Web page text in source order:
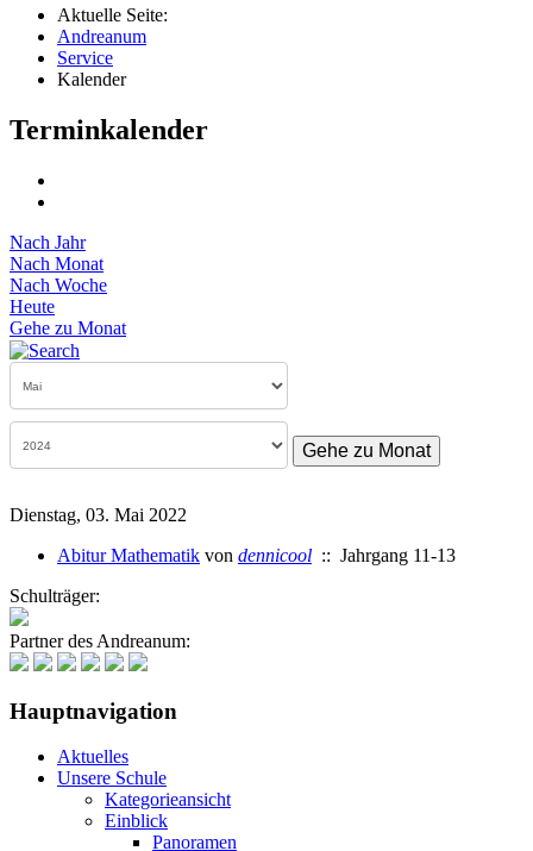
Aktuelle Seite:
Andreanum
Service
Kalender
Terminkalender
Nach Jahr
Nach Monat
Nach Woche
Heute
Gehe zu Monat
Gehe zu Monat
Dienstag, 03. Mai 2022
Abitur Mathematik von dennicool :: Jahrgang 11-13
Schulträger:
Partner des Andreanum:
Hauptnavigation
Aktuelles
Unsere Schule
Kategorieansicht
Einblick
Panoramen